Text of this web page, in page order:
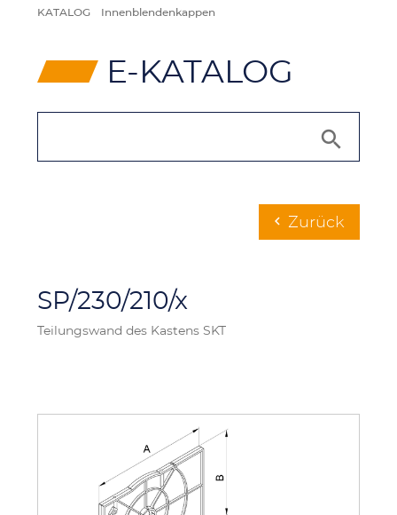
KATALOG
Innenblendenkappen
⸠ E-KATALOG
chevron_left Zurück
SP/230/210/x
Teilungswand des Kastens SKT